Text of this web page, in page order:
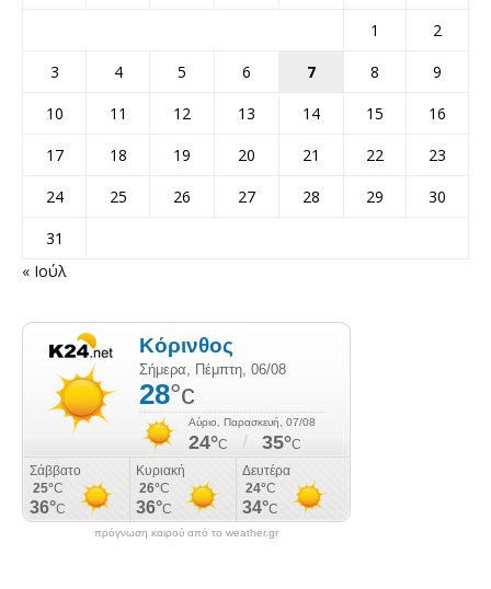
1
2
3
4 5 6 7 8
9
10
11 12 13 14 15
16
17
18 19 20 21 22
23
24
25 26 27 28 29
30
31
« Ιούλ
πρόγνωση καιρού από το weather.gr